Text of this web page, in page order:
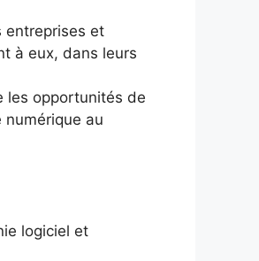
entreprises et
à eux, dans leurs
les opportunités de
numérique au
logiciel et